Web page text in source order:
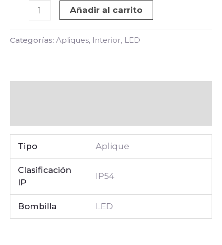
Añadir al carrito
Categorías: Apliques, Interior, LED
Tipo Aplique
Clasificación
IP
IP54
Bombilla LED